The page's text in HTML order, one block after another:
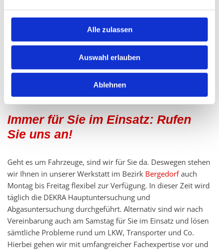
Alle zulassen
Auswahl erlauben
Ablehnen
Bergedorf durch. Im Bereich der Lastkraftwagen sind wir
außerdem bei der Sicherheitsüberprüfung für Sie da. Gerade
in diesem Bereich bieten Ihnen unsere Experten spezielle
Reparaturarbeiten an. So sind wir bei den Leistungen rund
um Ihren LKW auch bei der Ladebordwandreparatur im
Einsatz. Kurzum: Beim Reimers Kfz-Reparatur-Service GmbH
in Hamburg Bergedorf erhalten Sie stets maßgeschneiderte
Immer für Sie im Einsatz: Rufen
Sie uns an!
Geht es um Fahrzeuge, sind wir für Sie da. Deswegen stehen
wir Ihnen in unserer Werkstatt im Bezirk Bergedorfauch
Montag bis Freitag flexibel zur Verfügung. In dieser Zeit wird
täglich die DEKRA Hauptuntersuchung und
Abgasuntersuchung durchgeführt. Alternativ sind wir nach
Vereinbarung auch am Samstag für Sie im Einsatz und lösen
sämtliche Probleme rund um LKW, Transporter und Co.
Hierbei gehen wir mit umfangreicher Fachexpertise vor und